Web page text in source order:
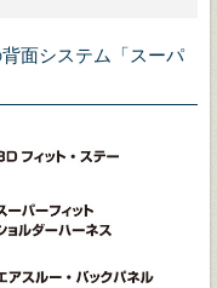
面システム「スーパ